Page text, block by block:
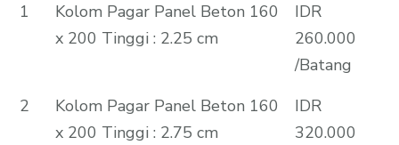
1
Kolom Pagar Panel Beton 160
x 200 Tinggi : 2.25 cm
IDR
260.000
/Batang
2
Kolom Pagar Panel Beton 160
x 200 Tinggi : 2.75 cm
IDR
320.000